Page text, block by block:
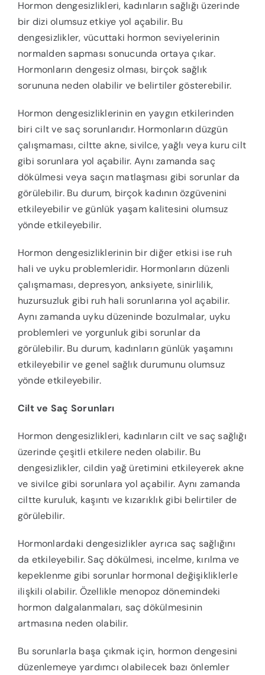
Hormon dengesizlikleri, kadınların sağlığı üzerinde
bir dizi olumsuz etkiye yol açabilir. Bu
dengesizlikler, vücuttaki hormon seviyelerinin
normalden sapması sonucunda ortaya çıkar.
Hormonların dengesiz olması, birçok sağlık
sorununa neden olabilir ve belirtiler gösterebilir.
Hormon dengesizliklerinin en yaygın etkilerinden
biri cilt ve saç sorunlarıdır. Hormonların düzgün
çalışmaması, ciltte akne, sivilce, yağlı veya kuru cilt
gibi sorunlara yol açabilir. Aynı zamanda saç
dökülmesi veya saçın matlaşması gibi sorunlar da
görülebilir. Bu durum, birçok kadının özgüvenini
etkileyebilir ve günlük yaşam kalitesini olumsuz
yönde etkileyebilir.
Hormon dengesizliklerinin bir diğer etkisi ise ruh
hali ve uyku problemleridir. Hormonların düzenli
çalışmaması, depresyon, anksiyete, sinirlilik,
huzursuzluk gibi ruh hali sorunlarına yol açabilir.
Aynı zamanda uyku düzeninde bozulmalar, uyku
problemleri ve yorgunluk gibi sorunlar da
görülebilir. Bu durum, kadınların günlük yaşamını
etkileyebilir ve genel sağlık durumunu olumsuz
yönde etkileyebilir.
Cilt ve Saç Sorunları
Hormon dengesizlikleri, kadınların cilt ve saç sağlığı
üzerinde çeşitli etkilere neden olabilir. Bu
dengesizlikler, cildin yağ üretimini etkileyerek akne
ve sivilce gibi sorunlara yol açabilir. Aynı zamanda
ciltte kuruluk, kaşıntı ve kızarıklık gibi belirtiler de
görülebilir.
Hormonlardaki dengesizlikler ayrıca saç sağlığını
da etkileyebilir. Saç dökülmesi, incelme, kırılma ve
kepeklenme gibi sorunlar hormonal değişikliklerle
ilişkili olabilir. Özellikle menopoz dönemindeki
hormon dalgalanmaları, saç dökülmesinin
artmasına neden olabilir.
Bu sorunlarla başa çıkmak için, hormon dengesini
düzenlemeye yardımcı olabilecek bazı önlemler